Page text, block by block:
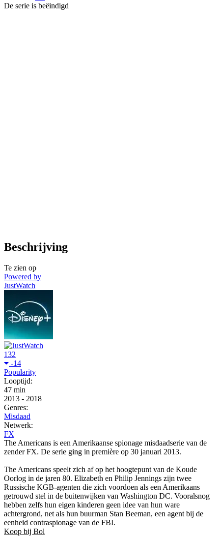
De serie is beëindigd
Beschrijving
Te zien op
Powered by
JustWatch
132
-14
Popularity
Looptijd:
47 min
2013 - 2018
Genres:
Misdaad
Netwerk:
FX
The Americans is een Amerikaanse spionage misdaadserie van de
zender FX. De serie ging in première op 30 januari 2013.
The Americans speelt zich af op het hoogtepunt van de Koude
Oorlog in de jaren 80. Elizabeth en Philip Jennings zijn twee
Russische KGB-agenten die zich voordoen als een Amerikaans
getrouwd stel in de buitenwijken van Washington DC. Vooralsnog
hebben zelfs hun eigen kinderen geen idee van hun ware
achtergrond, net als hun buurman Stan Beeman, een agent bij de
eenheid contraspionage van de FBI.
Koop bij Bol